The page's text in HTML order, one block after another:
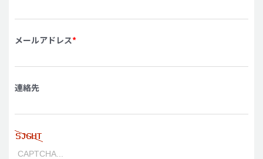
メールアドレス*
連絡先